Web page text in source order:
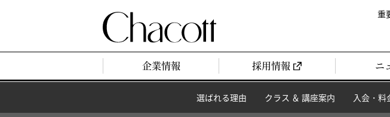
重
企業情報 採用情報 ニ
選ばれる理由 クラス ＆ 講座案内 入会・料